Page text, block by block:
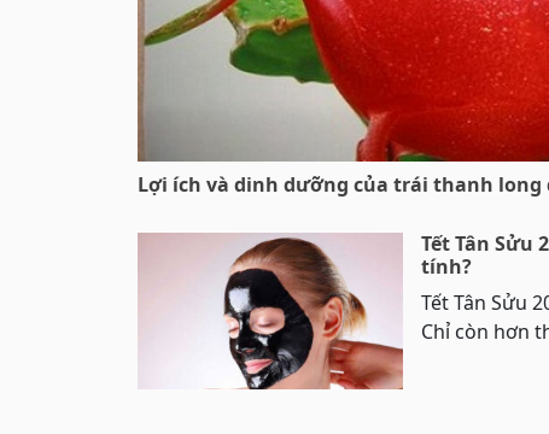
Lợi ích và dinh dưỡng của trái thanh long
Tết Tân Sửu
tính?
Tết Tân Sửu
Chỉ còn hơn